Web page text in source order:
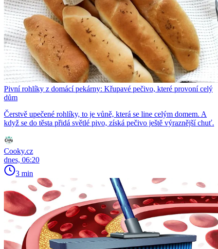
Pivní rohlíky z domácí pekárny: Křupavé pečivo, které provoní celý
dům
Čerstvě upečené rohlíky, to je vůně, která se line celým domem. A
když se do těsta přidá světlé pivo, získá pečivo ještě výraznější chuť.
Cooky.cz
dnes, 06:20
3 min